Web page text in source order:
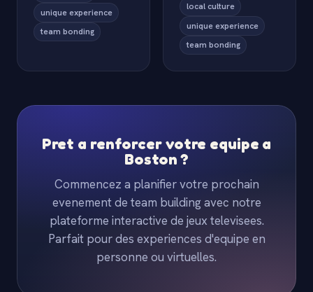
unique experience
team bonding
local culture
unique experience
team bonding
Pret a renforcer votre equipe a
Boston ?
Commencez a planifier votre prochain
evenement de team building avec notre
plateforme interactive de jeux televisees.
Parfait pour des experiences d'equipe en
personne ou virtuelles.